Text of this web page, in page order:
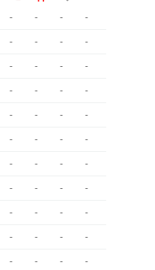
- - - -
- - - -
- - - -
- - - -
- - - -
- - - -
- - - -
- - - -
- - - -
- - - -
- - - -